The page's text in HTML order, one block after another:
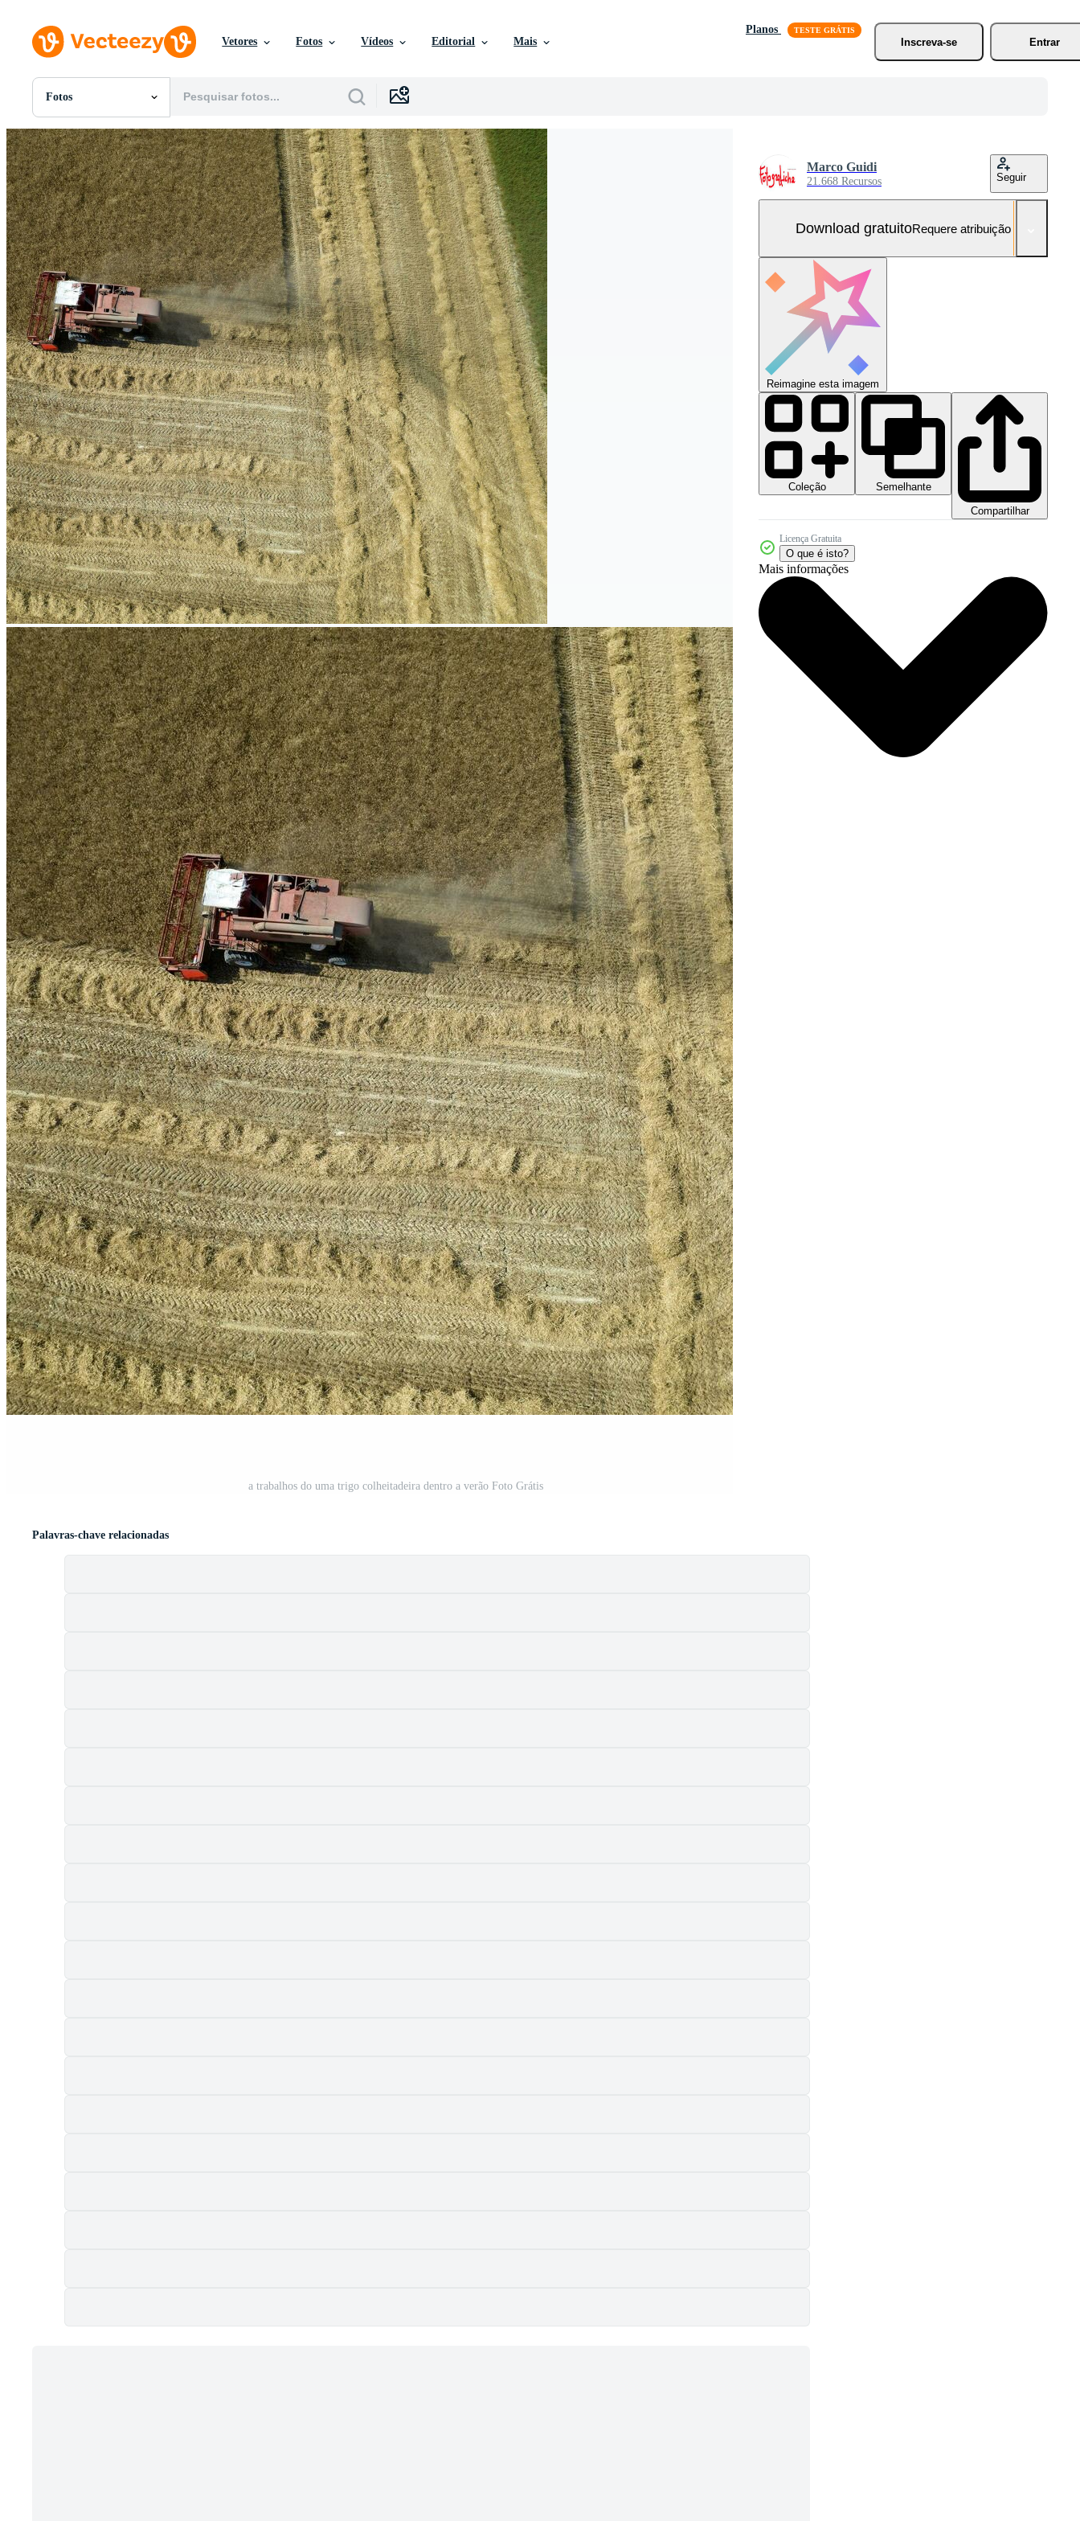
Vetores Fotos Vídeos Editorial Mais
Planos
Inscreva-se
Entrar
Fotos
Todas Imagens
Fotos
PNGs
PSDs
SVGs
Modelos
Vetores
Videos
Motion graphics
Imagens Editoriais
Eventos Editoriais
a trabalhos do uma trigo colheitadeira dentro a verão Foto Grátis
Marco Guidi
21.668 Recursos Seguir
Download gratuitoRequere atribuição
Reimagine esta imagem
Coleção
Semelhante
Compartilhar
Licença Gratuita
O que é isto?
Mais informações
Palavras-chave relacionadas